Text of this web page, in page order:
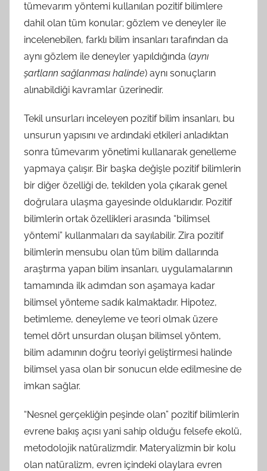
tümevarım yöntemi kullanılan pozitif bilimlere
dahil olan tüm konular; gözlem ve deneyler ile
incelenebilen, farklı bilim insanları tarafından da
aynı gözlem ile deneyler yapıldığında (aynı
şartların sağlanması halinde) aynı sonuçların
alınabildiği kavramlar üzerinedir.
Tekil unsurları inceleyen pozitif bilim insanları, bu
unsurun yapısını ve ardındaki etkileri anladıktan
sonra tümevarım yönetimi kullanarak genelleme
yapmaya çalışır. Bir başka değişle pozitif bilimlerin
bir diğer özelliği de, tekilden yola çıkarak genel
doğrulara ulaşma gayesinde olduklarıdır. Pozitif
bilimlerin ortak özellikleri arasında “bilimsel
yöntemi” kullanmaları da sayılabilir. Zira pozitif
bilimlerin mensubu olan tüm bilim dallarında
araştırma yapan bilim insanları, uygulamalarının
tamamında ilk adımdan son aşamaya kadar
bilimsel yönteme sadık kalmaktadır. Hipotez,
betimleme, deneyleme ve teori olmak üzere
temel dört unsurdan oluşan bilimsel yöntem,
bilim adamının doğru teoriyi geliştirmesi halinde
bilimsel yasa olan bir sonucun elde edilmesine de
imkan sağlar.
“Nesnel gerçekliğin peşinde olan” pozitif bilimlerin
evrene bakış açısı yani sahip olduğu felsefe ekolü,
metodolojik natüralizmdir. Materyalizmin bir kolu
olan natüralizm, evren içindeki olaylara evren